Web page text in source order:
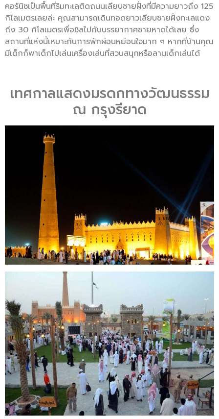
คอร์นิชเป็นพื้นที่ริมทะเลติดถนนเลียบชายฝั่งที่มีความยาวถึง 125
กิโลเมตรเลยล่ะ คุณสามารถเดินทอดยาวเลียบชายฝั่งทะเลแดง
ถึง 30 กิโลเมตรเพื่อชิลไปกับบรรยากาศชายหาดได้เลย ซึ่ง
สถานที่แห่งนี้เหมาะกับการพักผ่อนหย่อนใจมาก ๆ หากที่บ้านคุณ
มีเด็กก็พาเด็กไปเล่นเครื่องเล่นที่สวนสนุกหรือลานเด็กเล่นได้
เทศกาลแสดงมรดกทางวัฒนธรรม
ณ กรุงรียาด